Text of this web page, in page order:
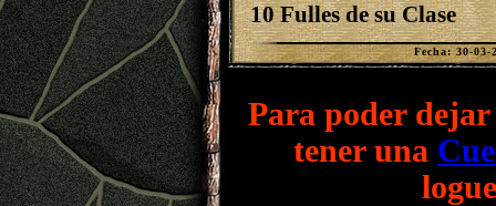
10 Fulles de su Clase
Fecha: 30-
Para poder
tener una